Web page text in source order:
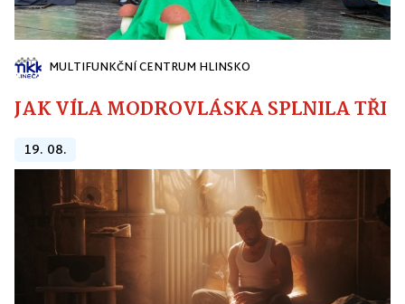
MULTIFUNKČNÍ CENTRUM HLINSKO
JAK VÍLA MODROVLÁSKA SPLNILA
19. 08.